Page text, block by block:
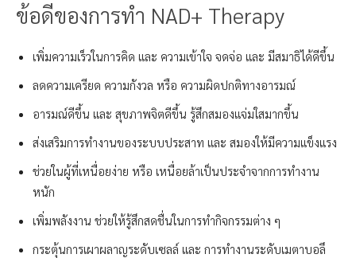
ข้อดีของการทำ NAD+ Therapy
เพิ่มความเร็วในการคิด และ ความเข้าใจ จดจ่อ และ มีสมาธิได้ดีขึ้น
ลดความเครียด ความกังวล หรือ ความผิดปกติทางอารมณ์
อารมณ์ดีขึ้น และ สุขภาพจิตดีขึ้น รู้สึกสมองแจ่มใสมากขึ้น
ส่งเสริมการทำงานของระบบประสาท และ สมองให้มีความแข็งแรง
ช่วยในผู้ที่เหนื่อยง่าย หรือ เหนื่อยล้าเป็นประจำจากการทำงาน
หนัก
เพิ่มพลังงาน ช่วยให้รู้สึกสดชื่นในการทำกิจกรรมต่าง ๆ
กระตุ้นการเผาผลาญระดับเซลล์ และ การทำงานระดับเมตาบอลึ